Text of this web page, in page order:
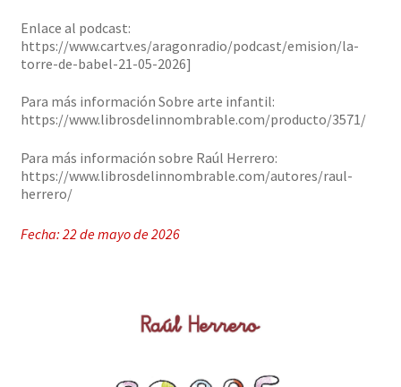
Enlace al podcast:
https://www.cartv.es/aragonradio/podcast/emision/la-
torre-de-babel-21-05-2026]
Para más información Sobre arte infantil:
https://www.librosdelinnombrable.com/producto/3571/
Para más información sobre Raúl Herrero:
https://www.librosdelinnombrable.com/autores/raul-
herrero/
Fecha: 22 de mayo de 2026